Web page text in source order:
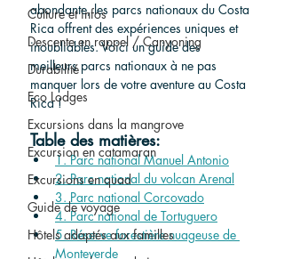
Culture et infos
Descente en rappel / Canyoning
Durabilité
Eco Lodges
Excursions dans la mangrove
Excursion en catamaran
Excursions en quad
Guide de voyage
Hôtels adaptés aux familles
abondante, les parcs nationaux du Costa
Rica offrent des expériences uniques et
inoubliables. Voici un guide des
meilleurs parcs nationaux à ne pas
manquer lors de votre aventure au Costa
Rica !
Table des matières:
1. Parc national Manuel Antonio
2. Parc national du volcan Arenal
3. Parc national Corcovado
4. Parc national de Tortuguero
5. Réserve forestière nuageuse de
Monteverde